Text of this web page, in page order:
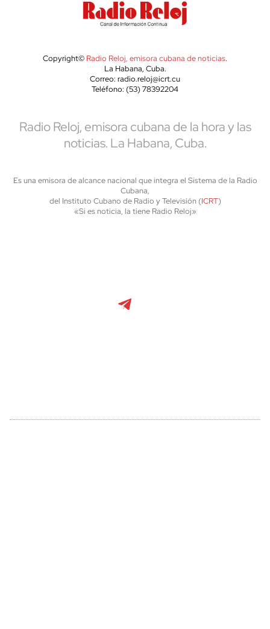
Copyright© Radio Reloj, emisora cubana de noticias.
La Habana, Cuba.
Correo: radio.reloj@icrt.cu
Teléfono: (53) 78392204
Radio Reloj, emisora cubana de la hora y las
noticias. La Habana, Cuba.
Es una emisora de alcance nacional que integra el Sistema de la Radio
Cubana,
del Instituto Cubano de Radio y Televisión (ICRT)
«Si es noticia, la tiene Radio Reloj»